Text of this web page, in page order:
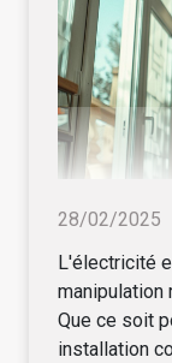
28/02/2025
L'électricité
manipulation
Que ce soit
installation